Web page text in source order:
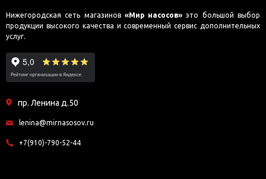
Нижегородская сеть магазинов «Мир насосов» это большой выбор
продукции высокого качества и современный сервис дополнительных
услуг.
пр. Ленина д.50
lenina@mirnasosov.ru
+7(910)-790-52-44